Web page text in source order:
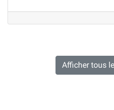
Afficher tous